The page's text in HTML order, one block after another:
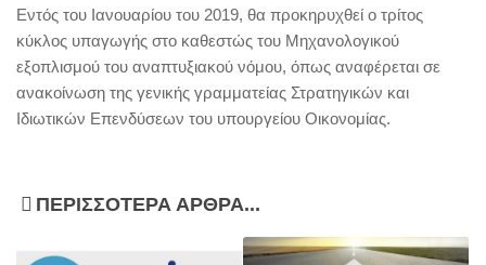
Εντός του Ιανουαρίου του 2019, θα προκηρυχθεί ο τρίτος
κύκλος υπαγωγής στο καθεστώς του Μηχανολογικού
εξοπλισμού του αναπτυξιακού νόμου, όπως αναφέρεται σε
ανακοίνωση της γενικής γραμματείας Στρατηγικών και
Ιδιωτικών Επενδύσεων του υπουργείου Οικονομίας.
ΠΕΡΙΣΣΌΤΕΡΑ ΆΡΘΡΑ...